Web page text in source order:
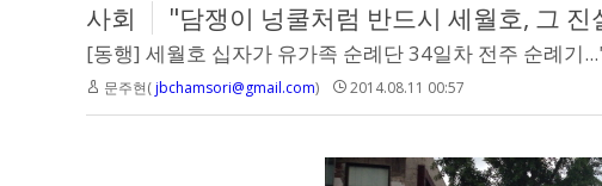
사회 "담쟁이 넝쿨처럼 반드시 세월호, 그
[동행] 세월호 십자가 유가족 순례단 34일차 전주 순례기
문주현(jbchamsori@gmail.com) 2014.08.11 00:57